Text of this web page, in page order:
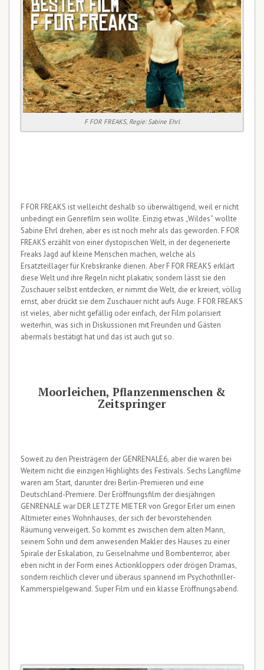
F FOR FREAKS, Regie: Sabine Ehrl
F FOR FREAKS ist vielleicht deshalb so überwältigend, weil er nicht
unbedingt ein Genrefilm sein wollte. Einzig etwas „Wildes“ wollte
Sabine Ehrl drehen, aber es ist noch mehr als das geworden. F FOR
FREAKS erzählt von einer dystopischen Welt, in der degenerierte
Freaks Jagd auf kleine Menschen machen, welche als
Ersatzteillager für Krebskranke dienen. Aber F FOR FREAKS erklärt
diese Welt und ihre Regeln nicht plakativ, sondern lässt sie den
Zuschauer selbst entdecken, er nimmt die Welt, die er kreiert, völlig
ernst, aber drückt sie dem Zuschauer nicht aufs Auge. F FOR FREAKS
ist vieles, aber nicht gefällig oder einfach, der Film polarisiert
weiterhin, was sich in Diskussionen mit Freunden und Gästen
abermals bestätigt hat und das ist auch gut so.
Moorleichen, Pflanzenmenschen &
Zeitspringer
Soweit zu den Preisträgern der GENRENALE6, aber die waren bei
Weitem nicht die einzigen Highlights des Festivals. Sechs Langfilme
waren am Start, darunter drei Berlin-Premieren und eine
Deutschland-Premiere. Der Eröffnungsfilm der diesjährigen
GENRENALE war DER LETZTE MIETER von Gregor Erler um einen
Altmieter eines Wohnhauses, der sich der bevorstehenden
Räumung verweigert. So kommt es zwischen dem alten Mann,
seinem Sohn und dem anwesenden Makler des Hauses zu einer
Spirale der Eskalation, zu Geiselnahme und Bombenterror, aber
eben nicht in der Form eines Actionkloppers oder drögen Dramas,
sondern reichlich clever und überaus spannend im Psychothriller-
Kammerspielgewand. Super Film und ein klasse Eröffnungsabend.